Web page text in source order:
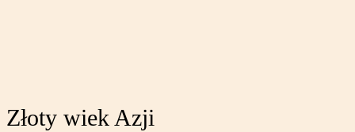
Złoty wiek Azji